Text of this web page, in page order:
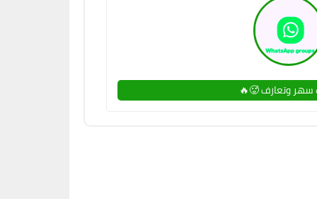
سهر وتعارف 🥵🔥